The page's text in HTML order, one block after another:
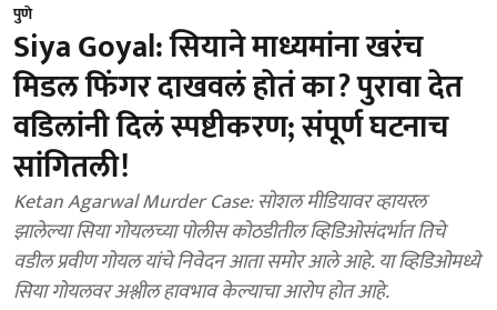
पुणे
Siya Goyal: सियाने माध्यमांना खरंच
मिडल फिंगर दाखवलं होतं का? पुरावा देत
वडिलांनी दिलं स्पष्टीकरण; संपूर्ण घटनाच
सांगितली!
Ketan Agarwal Murder Case: सोशल मीडियावर व्हायरल
झालेल्या सिया गोयलच्या पोलीस कोठडीतील व्हिडिओसंदर्भात तिचे
वडील प्रवीण गोयल यांचे निवेदन आता समोर आले आहे. या व्हिडिओमध्ये
सिया गोयलवर अश्लील हावभाव केल्याचा आरोप होत आहे.